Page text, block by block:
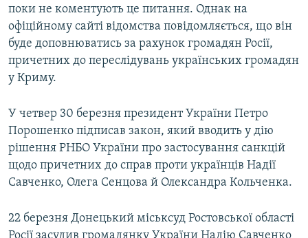
поки не коментують це питання. Однак на
офіційному сайті відомства повідомляється, що він
буде доповнюватись за рахунок громадян Росії,
причетних до переслідувань українських громадян
у Криму.
У четвер 30 березня президент України Петро
Порошенко підписав закон, який вводить у дію
рішення РНБО України про застосування санкцій
щодо причетних до справ проти українців Надії
Савченко, Олега Сенцова й Олександра Кольченка.
22 березня Донецький міськсуд Ростовської області